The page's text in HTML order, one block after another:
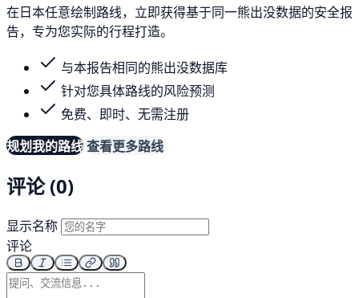
在日本任意绘制路线，立即获得基于同一熊出没数据的安全报
告，专为您实际的行程打造。
与本报告相同的熊出没数据库
针对您具体路线的风险预测
免费、即时、无需注册
规划我的路线查看更多路线
评论 (0)
显示名称
评论